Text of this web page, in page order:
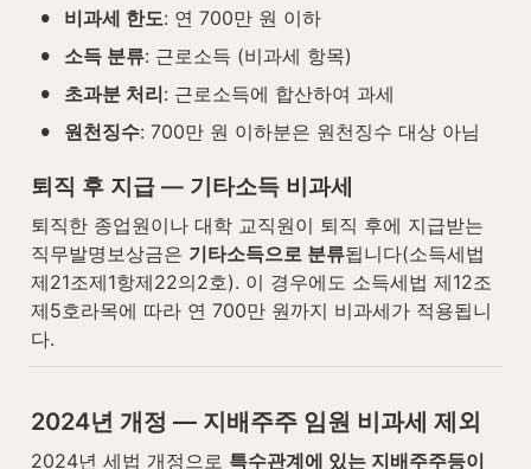
• 비과세 한도: 연 700만 원 이하
• 소득 분류: 근로소득 (비과세 항목)
• 초과분 처리: 근로소득에 합산하여 과세
• 원천징수: 700만 원 이하분은 원천징수 대상 아님
퇴직 후 지급 — 기타소득 비과세
퇴직한 종업원이나 대학 교직원이 퇴직 후에 지급받는
직무발명보상금은 기타소득으로 분류됩니다(소득세법
제21조제1항제22의2호). 이 경우에도 소득세법 제12조
제5호라목에 따라 연 700만 원까지 비과세가 적용됩니
다.
2024년 개정 — 지배주주 임원 비과세 제외
2024년 세법 개정으로 특수관계에 있는 지배주주등이